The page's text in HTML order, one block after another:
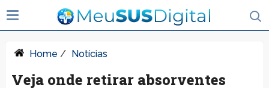
Home / Notícias
Veja onde retirar absorventes